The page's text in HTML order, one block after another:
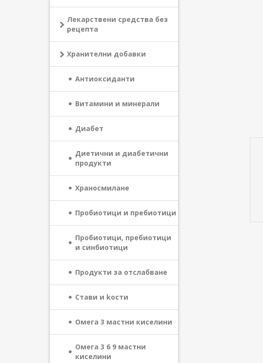
Лекарствени средства без
рецепта
Хранителни добавки
Антиоксиданти
Витамини и минерали
Диабет
Диетични и диабетични
продукти
Храносмилане
Пробиотици и пребиотици
Пробиотици, пребиотици
и синбиотици
Продукти за отслабване
Стави и kости
Омега 3 мастни киселини
Омега 3 6 9 мастни
киселини